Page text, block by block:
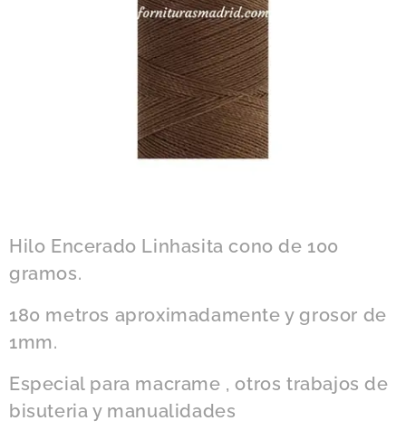
Hilo Encerado Linhasita cono de 100
gramos.
180 metros aproximadamente y grosor de
1mm.
Especial para macrame , otros trabajos de
bisuteria y manualidades